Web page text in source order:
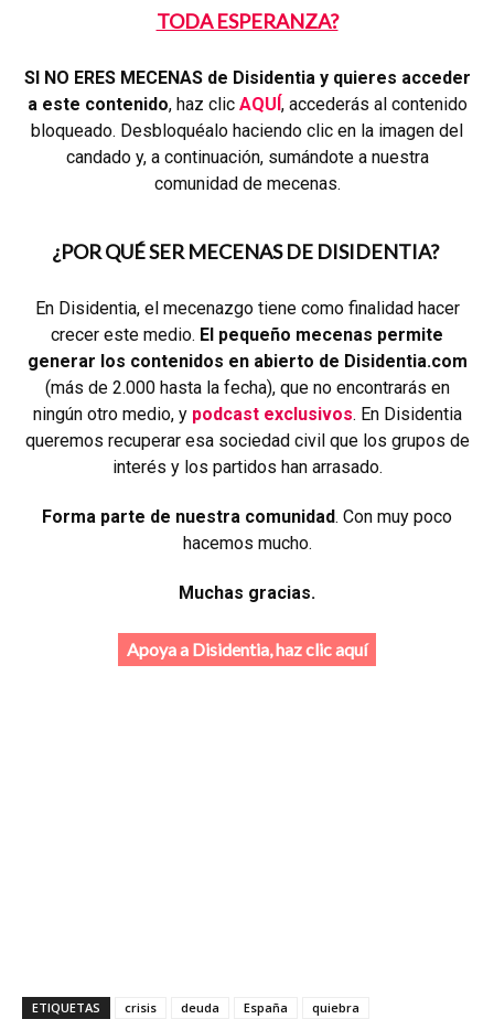
TODA ESPERANZA?
SI NO ERES MECENAS de Disidentia y quieres acceder
a este contenido, haz clic AQUÍ, accederás al contenido
bloqueado. Desbloquéalo haciendo clic en la imagen del
candado y, a continuación, sumándote a nuestra
comunidad de mecenas.
¿POR QUÉ SER MECENAS DE DISIDENTIA?
En Disidentia, el mecenazgo tiene como finalidad hacer
crecer este medio. El pequeño mecenas permite
generar los contenidos en abierto de Disidentia.com
(más de 2.000 hasta la fecha), que no encontrarás en
ningún otro medio, y podcast exclusivos. En Disidentia
queremos recuperar esa sociedad civil que los grupos de
interés y los partidos han arrasado.
Forma parte de nuestra comunidad. Con muy poco
hacemos mucho.
Muchas gracias.
Apoya a Disidentia, haz clic aquí
ETIQUETAS crisis deuda España quiebra